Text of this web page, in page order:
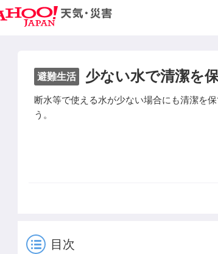
避難生活 少ない水で清潔を
断水等で使える水が少ない場合にも清潔を
う。
目次